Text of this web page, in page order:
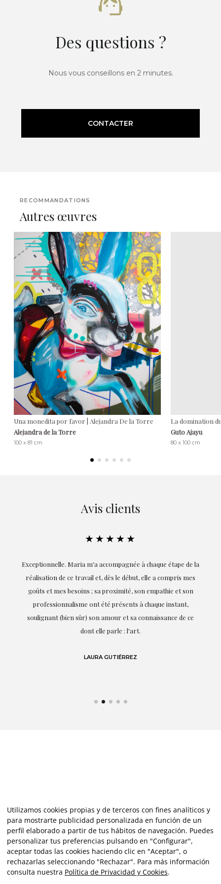
Des questions ?
Nous vous conseillons en 2 minutes.
CONTACTER
RECOMMANDATIONS
Autres œuvres
Una monedita por favor | Alejandra De la Torre
Alejandra de la Torre
100 x 81 cm
La domination
Guto Ajayu
80 x 100 cm
Avis clients
★★★★★
Exceptionnelle. Maria m'a accompagnée à chaque étape de la
réalisation de ce travail et, dès le début, elle a compris mes
goûts et mes besoins ; sa proximité, son empathie et son
professionnalisme ont été présents à chaque instant,
soulignant (bien sûr) son amour et sa connaissance de ce
dont elle parle : l'art.
LAURA GUTIÉRREZ
Utilizamos cookies propias y de terceros con fines analíticos y
para mostrarte publicidad personalizada en función de un
perfil elaborado a partir de tus hábitos de navegación. Puedes
personalizar tus preferencias pulsando en "Configurar",
aceptar todas las cookies haciendo clic en "Aceptar", o
rechazarlas seleccionando "Rechazar". Para más información
consulta nuestra Política de Privacidad y Cookies.